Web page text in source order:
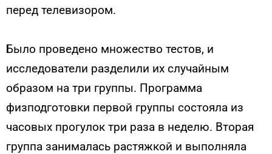
перед телевизором.
Было проведено множество тестов, и
исследователи разделили их случайным
образом на три группы. Программа
физподготовки первой группы состояла из
часовых прогулок три раза в неделю. Вторая
группа занималась растяжкой и выполняла